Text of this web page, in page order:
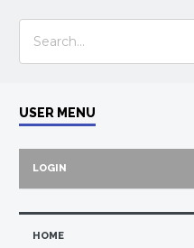
USER MENU
LOGIN
HOME